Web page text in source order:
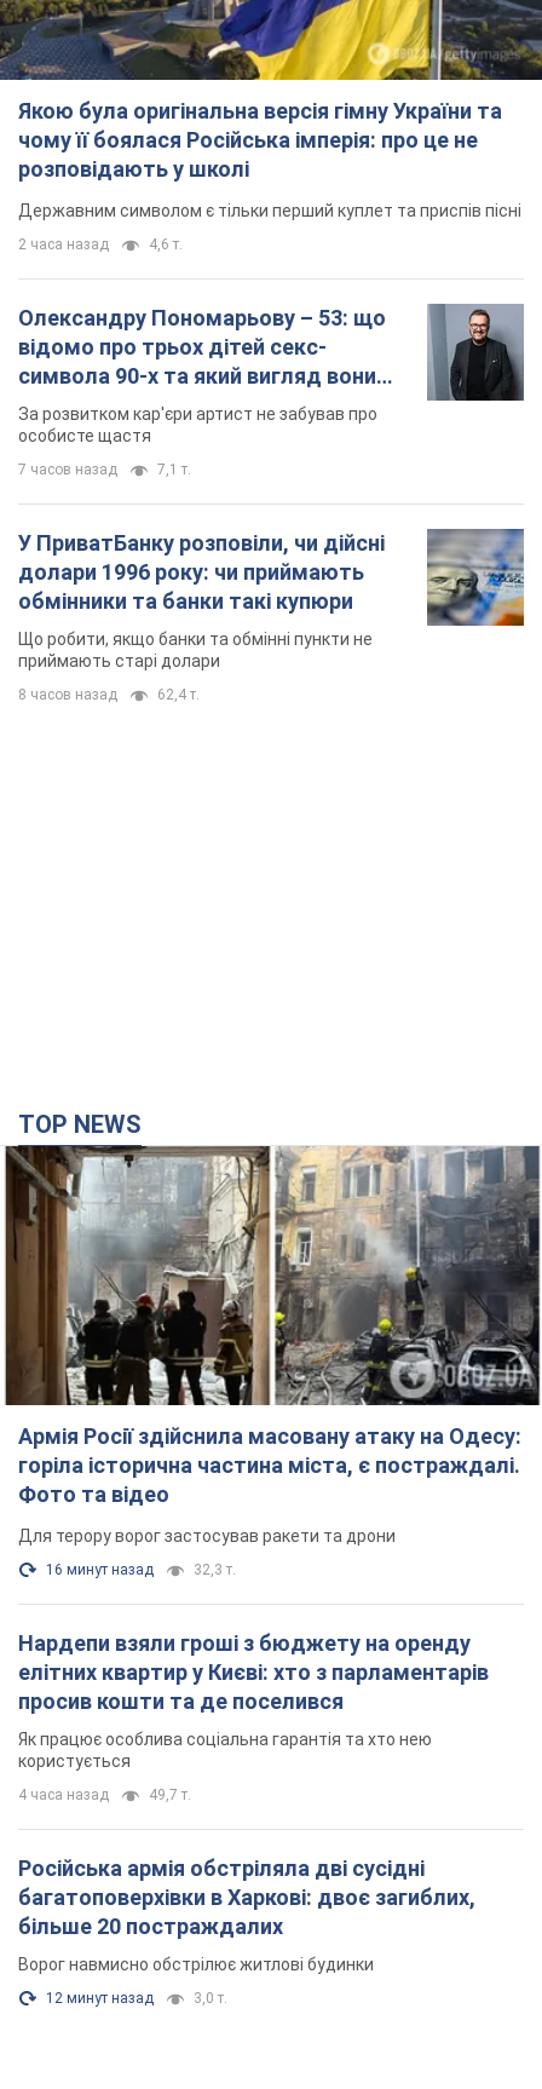
Якою була оригінальна версія гімну України та
чому її боялася Російська імперія: про це не
розповідають у школі
Державним символом є тільки перший куплет та приспів пісні
2 часа назад 4,6 т.
Олександру Пономарьову – 53: що
відомо про трьох дітей секс-
символа 90-х та який вигляд вони
мають
За розвитком кар'єри артист не забував про
особисте щастя
7 часов назад 7,1 т.
У ПриватБанку розповіли, чи дійсні
долари 1996 року: чи приймають
обмінники та банки такі купюри
Що робити, якщо банки та обмінні пункти не
приймають старі долари
8 часов назад 62,4 т.
TOP NEWS
Армія Росії здійснила масовану атаку на Одесу:
горіла історична частина міста, є постраждалі.
Фото та відео
Для терору ворог застосував ракети та дрони
16 минут назад 32,3 т.
Нардепи взяли гроші з бюджету на оренду
елітних квартир у Києві: хто з парламентарів
просив кошти та де поселився
Як працює особлива соціальна гарантія та хто нею
користується
4 часа назад 49,7 т.
Російська армія обстріляла дві сусідні
багатоповерхівки в Харкові: двоє загиблих,
більше 20 постраждалих
Ворог навмисно обстрілює житлові будинки
12 минут назад 3,0 т.